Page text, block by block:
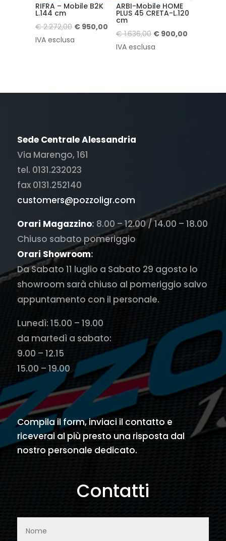
RIFRA – Mobile B2K
L.144 cm
€2.272,00 Il
prezzo
€950,00Il
prezzo
attuale
IVA esclusa
ARBI-Mobile HOME
PLUS 45 CRETA-L.120
cm
€1.636,00 Il
prezzo
€ 900,00
IVA esclusa
Sede Centrale Alessandria
Via Marengo, 161
tel. 0131.232023
fax 0131.252140
customers@pozzoligr.com
Orari Magazzino: 8.00 – 12.00 / 14.00 – 18.00
Chiuso sabato pomeriggio
Orari Showroom:
Da Sabato 11 luglio a Sabato 29 agosto lo
showroom sarà chiuso al pomeriggio salvo
appuntamento con il personale.
Lunedì: 15.00 – 19.00
da martedì a sabato:
9.00 – 12.15
15.00 – 19.00
Compila il form, inviaci il contatto e
riceverai al più presto una risposta dal
nostro personale dedicato.
Contatti